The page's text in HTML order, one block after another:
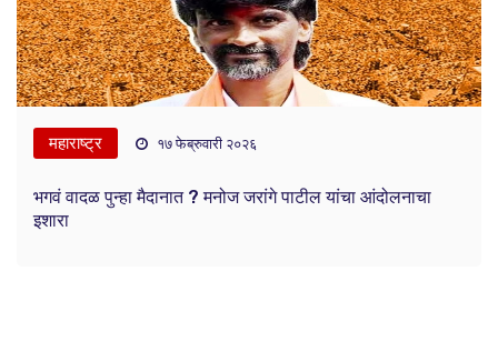
महाराष्ट्र १७ फेब्रुवारी २०२६
भगवं वादळ पुन्हा मैदानात ? मनोज जरांगे पाटील यांचा आंदोलनाचा
इशारा